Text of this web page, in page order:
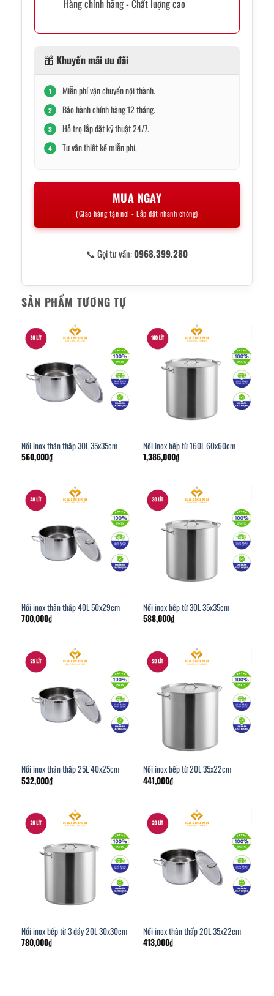
Hàng chính hãng - Chất lượng cao
Khuyến mãi ưu đãi
1 Miễn phí vận chuyển nội thành.
2 Bảo hành chính hãng 12 tháng.
3 Hỗ trợ lắp đặt kỹ thuật 24/7.
4 Tư vấn thiết kế miễn phí.
MUA NGAY
(Giao hàng tận nơi - Lắp đặt nhanh chóng)
📞 Gọi tư vấn:0968.399.280
SẢN PHẨM TƯƠNG TỰ
Nồi inox thân thấp 30L 35x35cm
560,000₫
Nồi inox bếp từ 160L 60x60cm
1,386,000₫
Nồi inox thân thấp 40L 50x29cm
700,000₫
Nồi inox bếp từ 30L 35x35cm
588,000₫
Nồi inox thân thấp 25L 40x25cm
532,000₫
Nồi inox bếp từ 20L 35x22cm
441,000₫
Nồi inox bếp từ 3 đáy 20L 30x30cm
780,000₫
Nồi inox thân thấp 20L 35x22cm
413,000₫